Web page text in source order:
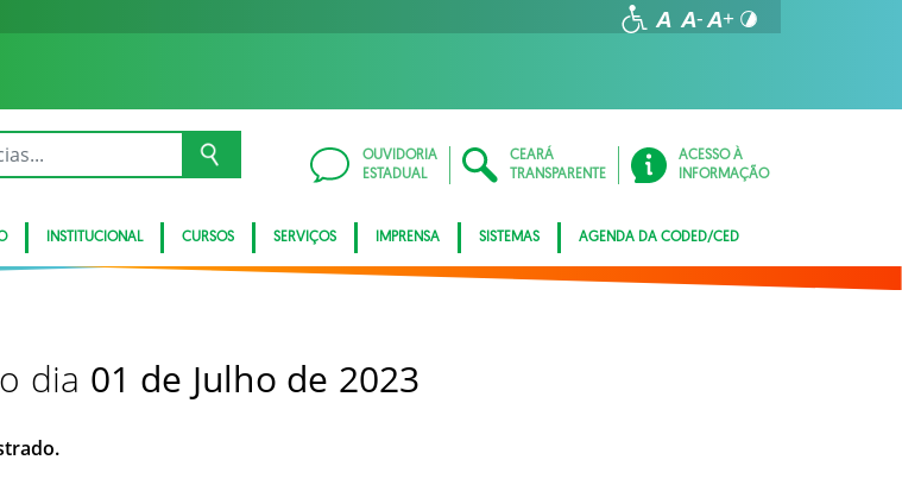
OUVIDORIA
ESTADUAL
CEARÁ
TRANSPARENTE
ACESSO À
INFORMAÇÃO
INSTITUCIONAL CURSOS SERVIÇOS IMPRENSA SISTEMAS AGENDA DA CODED/CED
dia 01 de Julho de 2023